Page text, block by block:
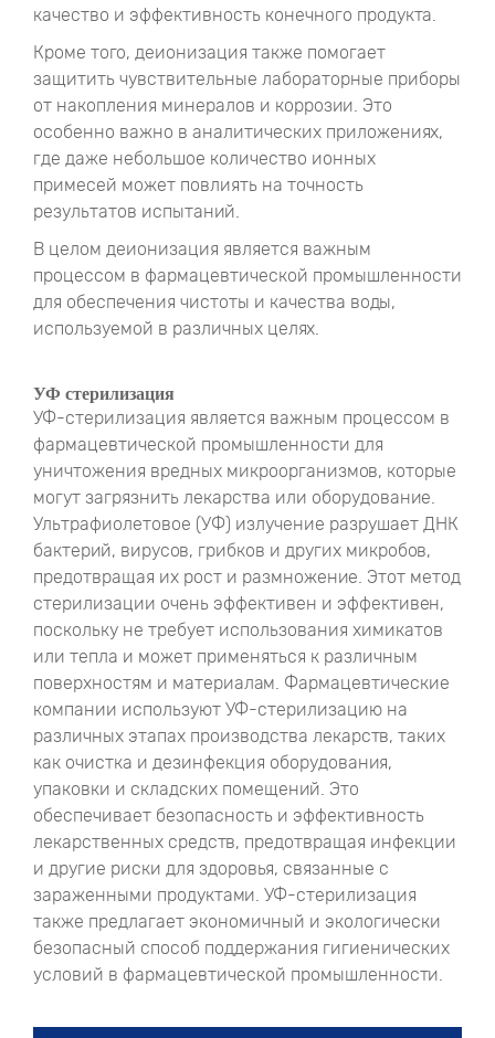
качество и эффективность конечного продукта.
Кроме того, деионизация также помогает
защитить чувствительные лабораторные приборы
от накопления минералов и коррозии. Это
особенно важно в аналитических приложениях,
где даже небольшое количество ионных
примесей может повлиять на точность
результатов испытаний.
В целом деионизация является важным
процессом в фармацевтической промышленности
для обеспечения чистоты и качества воды,
используемой в различных целях.
УФ стерилизация
УФ-стерилизация является важным процессом в
фармацевтической промышленности для
уничтожения вредных микроорганизмов, которые
могут загрязнить лекарства или оборудование.
Ультрафиолетовое (УФ) излучение разрушает ДНК
бактерий, вирусов, грибков и других микробов,
предотвращая их рост и размножение. Этот метод
стерилизации очень эффективен и эффективен,
поскольку не требует использования химикатов
или тепла и может применяться к различным
поверхностям и материалам. Фармацевтические
компании используют УФ-стерилизацию на
различных этапах производства лекарств, таких
как очистка и дезинфекция оборудования,
упаковки и складских помещений. Это
обеспечивает безопасность и эффективность
лекарственных средств, предотвращая инфекции
и другие риски для здоровья, связанные с
зараженными продуктами. УФ-стерилизация
также предлагает экономичный и экологически
безопасный способ поддержания гигиенических
условий в фармацевтической промышленности.